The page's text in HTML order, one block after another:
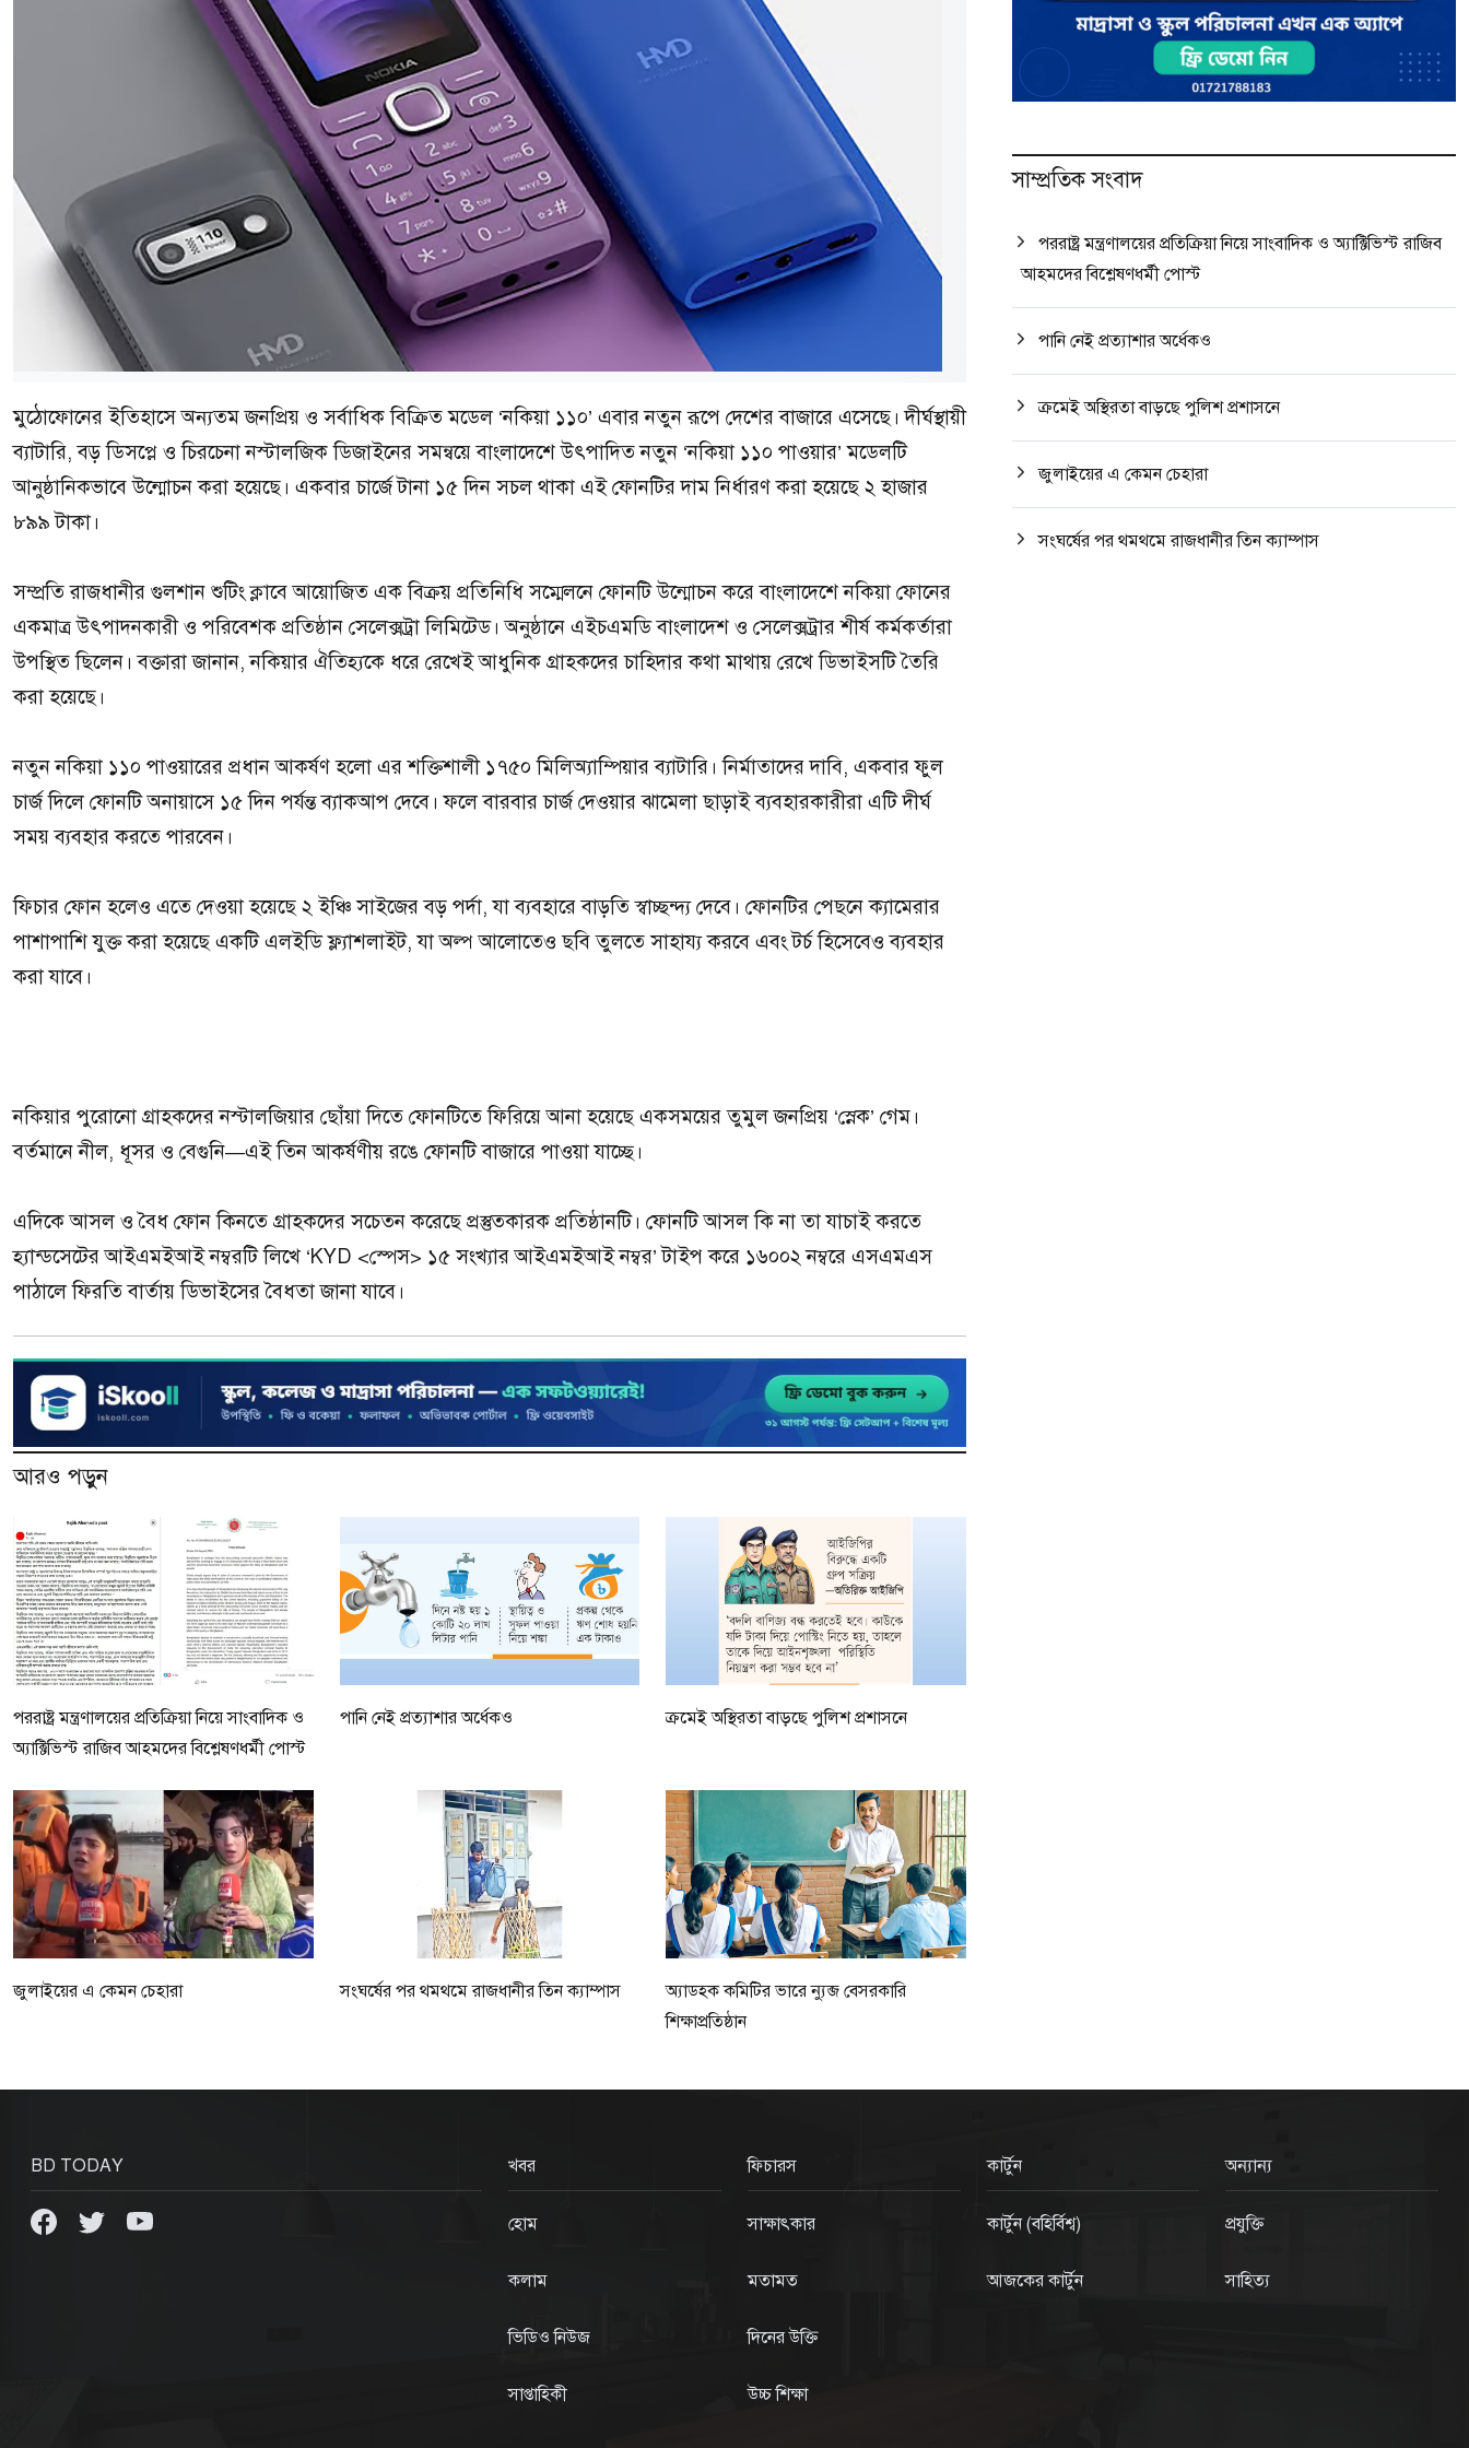
মুঠোফোনের ইতিহাসে অন্যতম জনপ্রিয় ও সর্বাধিক বিক্রিত মডেল ‘নকিয়া ১১০’ এবার নতুন রূপে দেশের বাজারে এসেছে। দীর্ঘস্থায়ী
ব্যাটারি, বড় ডিসপ্লে ও চিরচেনা নস্টালজিক ডিজাইনের সমন্বয়ে বাংলাদেশে উৎপাদিত নতুন ‘নকিয়া ১১০ পাওয়ার’ মডেলটি
আনুষ্ঠানিকভাবে উন্মোচন করা হয়েছে। একবার চার্জে টানা ১৫ দিন সচল থাকা এই ফোনটির দাম নির্ধারণ করা হয়েছে ২ হাজার
৮৯৯ টাকা।
সম্প্রতি রাজধানীর গুলশান শুটিং ক্লাবে আয়োজিত এক বিক্রয় প্রতিনিধি সম্মেলনে ফোনটি উন্মোচন করে বাংলাদেশে নকিয়া ফোনের
একমাত্র উৎপাদনকারী ও পরিবেশক প্রতিষ্ঠান সেলেক্সট্রা লিমিটেড। অনুষ্ঠানে এইচএমডি বাংলাদেশ ও সেলেক্সট্রার শীর্ষ কর্মকর্তারা
উপস্থিত ছিলেন। বক্তারা জানান, নকিয়ার ঐতিহ্যকে ধরে রেখেই আধুনিক গ্রাহকদের চাহিদার কথা মাথায় রেখে ডিভাইসটি তৈরি
করা হয়েছে।
নতুন নকিয়া ১১০ পাওয়ারের প্রধান আকর্ষণ হলো এর শক্তিশালী ১৭৫০ মিলিঅ্যাম্পিয়ার ব্যাটারি। নির্মাতাদের দাবি, একবার ফুল
চার্জ দিলে ফোনটি অনায়াসে ১৫ দিন পর্যন্ত ব্যাকআপ দেবে। ফলে বারবার চার্জ দেওয়ার ঝামেলা ছাড়াই ব্যবহারকারীরা এটি দীর্ঘ
সময় ব্যবহার করতে পারবেন।
ফিচার ফোন হলেও এতে দেওয়া হয়েছে ২ ইঞ্চি সাইজের বড় পর্দা, যা ব্যবহারে বাড়তি স্বাচ্ছন্দ্য দেবে। ফোনটির পেছনে ক্যামেরার
পাশাপাশি যুক্ত করা হয়েছে একটি এলইডি ফ্ল্যাশলাইট, যা অল্প আলোতেও ছবি তুলতে সাহায্য করবে এবং টর্চ হিসেবেও ব্যবহার
করা যাবে।
নকিয়ার পুরোনো গ্রাহকদের নস্টালজিয়ার ছোঁয়া দিতে ফোনটিতে ফিরিয়ে আনা হয়েছে একসময়ের তুমুল জনপ্রিয় ‘স্নেক’ গেম।
বর্তমানে নীল, ধূসর ও বেগুনি—এই তিন আকর্ষণীয় রঙে ফোনটি বাজারে পাওয়া যাচ্ছে।
এদিকে আসল ও বৈধ ফোন কিনতে গ্রাহকদের সচেতন করেছে প্রস্তুতকারক প্রতিষ্ঠানটি। ফোনটি আসল কি না তা যাচাই করতে
হ্যান্ডসেটের আইএমইআই নম্বরটি লিখে ‘KYD <স্পেস> ১৫ সংখ্যার আইএমইআই নম্বর’ টাইপ করে ১৬০০২ নম্বরে এসএমএস
পাঠালে ফিরতি বার্তায় ডিভাইসের বৈধতা জানা যাবে।
আরও পড়ুন
পররাষ্ট্র মন্ত্রণালয়ের প্রতিক্রিয়া নিয়ে সাংবাদিক ও
অ্যাক্টিভিস্ট রাজিব আহমদের বিশ্লেষণধর্মী পোস্ট
পানি নেই প্রত্যাশার অর্ধেকও ক্রমেই অস্থিরতা বাড়ছে পুলিশ প্রশাসনে
জুলাইয়ের এ কেমন চেহারা সংঘর্ষের পর থমথমে রাজধানীর তিন ক্যাম্পাস
অ্যাডহক কমিটির ভারে ন্যুব্জ বেসরকারি
শিক্ষাপ্রতিষ্ঠান
সাম্প্রতিক সংবাদ
পররাষ্ট্র মন্ত্রণালয়ের প্রতিক্রিয়া নিয়ে সাংবাদিক ও অ্যাক্টিভিস্ট রাজিব
আহমদের বিশ্লেষণধর্মী পোস্ট
পানি নেই প্রত্যাশার অর্ধেকও
ক্রমেই অস্থিরতা বাড়ছে পুলিশ প্রশাসনে
জুলাইয়ের এ কেমন চেহারা
সংঘর্ষের পর থমথমে রাজধানীর তিন ক্যাম্পাস
BD TODAY খবর
হোম
কলাম
ভিডিও নিউজ
সাপ্তাহিকী
ফিচারস
সাক্ষাৎকার
মতামত
দিনের উক্তি
উচ্চ শিক্ষা
কার্টুন
কার্টুন (বহির্বিশ্ব)
আজকের কার্টুন
অন্যান্য
প্রযুক্তি
সাহিত্য